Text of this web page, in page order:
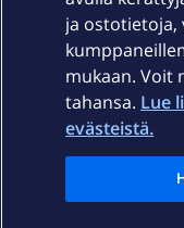
Ajankohtaista
Elisa Oyj
ja ostotietoja,
mukaan. Voit
tahansa. Lue
evästeistä.